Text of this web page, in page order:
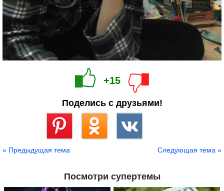
+15
Поделись с друзьями!
« Предыдущая тема Следующая тема »
Посмотри супертемы